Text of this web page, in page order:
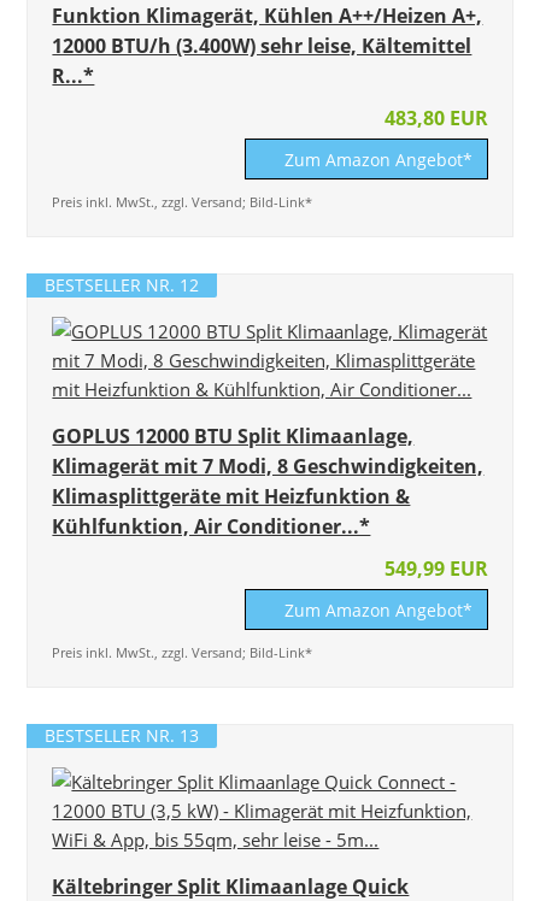
Funktion Klimagerät, Kühlen A++/Heizen A+,
12000 BTU/h (3.400W) sehr leise, Kältemittel
R...*
483,80 EUR
Zum Amazon Angebot*
Preis inkl. MwSt., zzgl. Versand; Bild-Link*
BESTSELLER NR. 12
GOPLUS 12000 BTU Split Klimaanlage,
Klimagerät mit 7 Modi, 8 Geschwindigkeiten,
Klimasplittgeräte mit Heizfunktion &
Kühlfunktion, Air Conditioner...*
549,99 EUR
Zum Amazon Angebot*
Preis inkl. MwSt., zzgl. Versand; Bild-Link*
BESTSELLER NR. 13
Kältebringer Split Klimaanlage Quick